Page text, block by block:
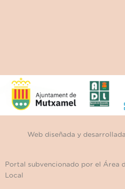
Web diseñada y
Portal subvencionado por el Área
Local